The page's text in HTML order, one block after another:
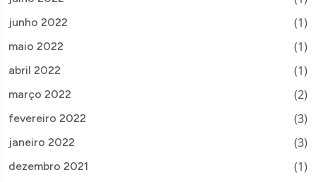
junho 2022 (1)
maio 2022 (1)
abril 2022 (1)
março 2022 (2)
fevereiro 2022 (3)
janeiro 2022 (3)
dezembro 2021 (1)